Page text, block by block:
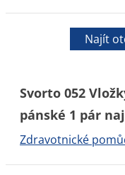
Najít
Svorto 052
pánské 1 pár
Zdravotnické